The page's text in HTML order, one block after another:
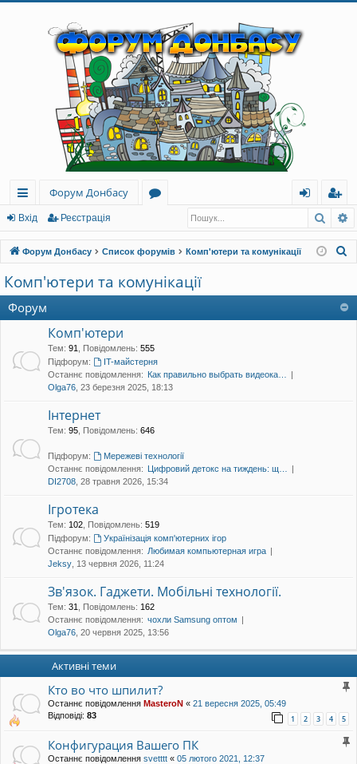
ви
дк
и
й
до
уп
Форум Донбасу
ру
м
и
д
еє
ст
ра
Вхід Реєстрація
Форум Донбасу Список форумів Комп'ютери та комунікації
к
Комп'ютери та комунікації
Форум
Комп'ютери
Тем: 91 Повідомлень: 555
Підфорум:
IT-майстерня
Останнє повідомлення: Как правильно выбрать видеока…
Olga76 , 23 березня 2025, 18:13
Інтернет
Тем: 95 Повідомлень: 646
Підфорум:
Мережеві технології
Останнє повідомлення: Цифровий детокс на тиждень: щ…
DI2708 , 28 травня 2026, 15:34
Ігротека
Тем: 102 Повідомлень: 519
Підфорум:
Українізація комп'ютерних ігор
Останнє повідомлення: Любимая компьютерная игра
Jeksy , 13 червня 2026, 11:24
Зв'язок. Гаджети. Мобільні технології.
Тем: 31 Повідомлень: 162
Останнє повідомлення: чохли Samsung оптом
Olga76 , 20 червня 2025, 13:56
Активні теми
Кто во что шпилит?
Останнє повідомлення MasteroN « 21 вересня 2025, 05:49
Відповіді: 83 1 2 3 4 5
Конфигурация Вашего ПК
Останнє повідомлення svetttt « 05 лютого 2021, 12:37